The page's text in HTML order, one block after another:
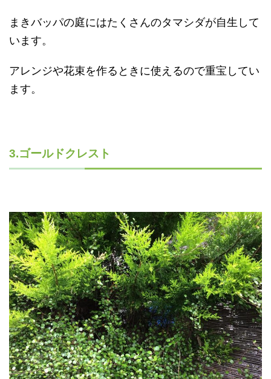
まきバッパの庭にはたくさんのタマシダが自生して
います。
アレンジや花束を作るときに使えるので重宝してい
ます。
3.ゴールドクレスト